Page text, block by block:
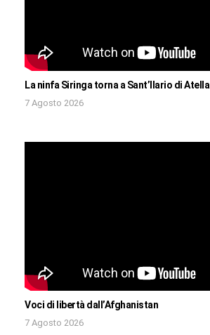
La ninfa Siringa torna a Sant’Ilario di Atella
7 Agosto 2026
Voci di libertà dall’Afghanistan
7 Agosto 2026